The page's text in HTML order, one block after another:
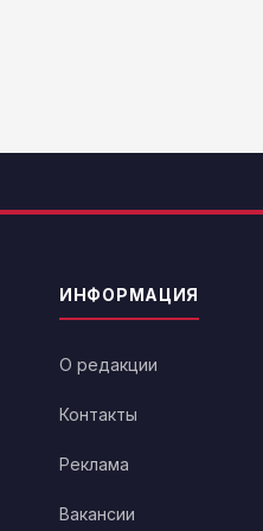
ИНФОРМАЦИЯ
О редакции
Контакты
Реклама
Вакансии